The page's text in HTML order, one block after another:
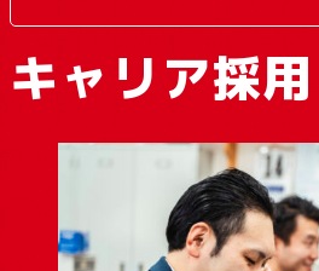
キャリア採用